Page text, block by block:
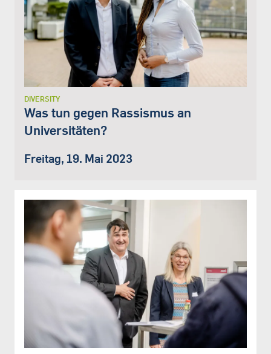
DIVERSITY
Was tun gegen Rassismus an
Universitäten?
Freitag, 19. Mai 2023